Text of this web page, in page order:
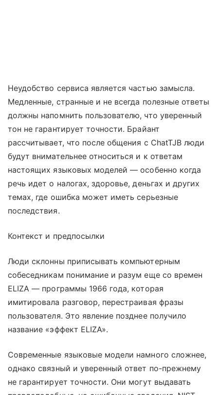
Неудобство сервиса является частью замысла.
Медленные, странные и не всегда полезные ответы
должны напомнить пользователю, что уверенный
тон не гарантирует точности. Брайант
рассчитывает, что после общения с ChatTJB люди
будут внимательнее относиться и к ответам
настоящих языковых моделей — особенно когда
речь идет о налогах, здоровье, деньгах и других
темах, где ошибка может иметь серьезные
последствия.
Контекст и предпосылки
Люди склонны приписывать компьютерным
собеседникам понимание и разум еще со времен
ELIZA — программы 1966 года, которая
имитировала разговор, перестраивая фразы
пользователя. Это явление позднее получило
название «эффект ELIZA».
Современные языковые модели намного сложнее,
однако связный и уверенный ответ по-прежнему
не гарантирует точности. Они могут выдавать